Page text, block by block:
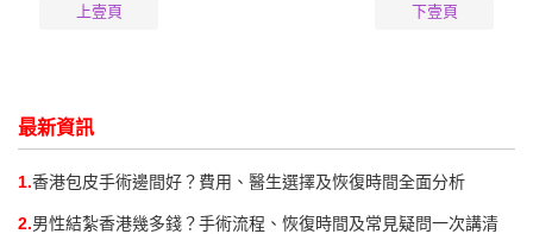
上壹頁 下壹頁
最新資訊
1.香港包皮手術邊間好？費用、醫生選擇及恢復時間全面分析
2.男性結紮香港幾多錢？手術流程、恢復時間及常見疑問一次講清